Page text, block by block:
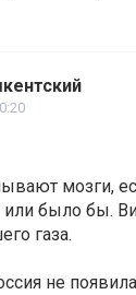
мозги,
или было бы.
газа.
не